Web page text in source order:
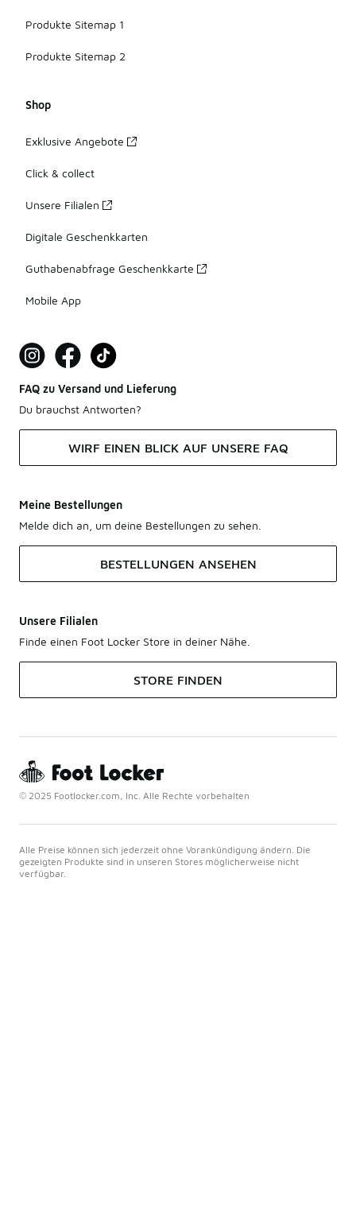
Produkte Sitemap 1
Produkte Sitemap 2
Shop
Exklusive Angebote
Click & collect
Unsere Filialen
Digitale Geschenkkarten
Guthabenabfrage Geschenkkarte
Mobile App
FAQ zu Versand und Lieferung
Du brauchst Antworten?
WIRF EINEN BLICK AUF UNSERE FAQ
Meine Bestellungen
Melde dich an, um deine Bestellungen zu sehen.
BESTELLUNGEN ANSEHEN
Unsere Filialen
Finde einen Foot Locker Store in deiner Nähe.
STORE FINDEN
© 2025 Footlocker.com, Inc. Alle Rechte vorbehalten
Alle Preise können sich jederzeit ohne Vorankündigung ändern. Die
gezeigten Produkte sind in unseren Stores möglicherweise nicht
verfügbar.